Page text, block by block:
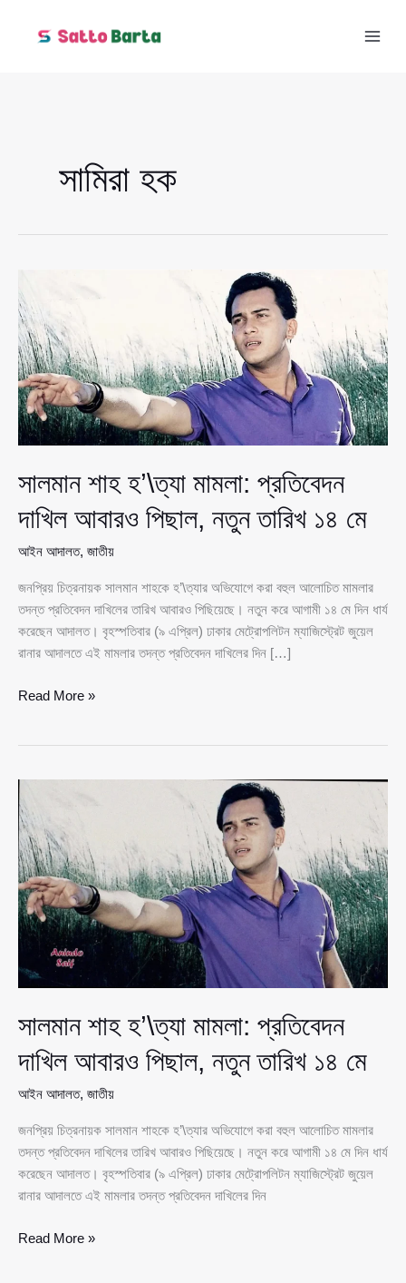
সামিরা হক
সালমান শাহ হ’\ত্যা মামলা: প্রতিবেদন
দাখিল আবারও পিছাল, নতুন তারিখ ১৪ মে
আইন আদালত, জাতীয়
জনপ্রিয় চিত্রনায়ক সালমান শাহকে হ’\ত্যার অভিযোগে করা বহুল আলোচিত মামলার
তদন্ত প্রতিবেদন দাখিলের তারিখ আবারও পিছিয়েছে। নতুন করে আগামী ১৪ মে দিন ধার্য
করেছেন আদালত। বৃহস্পতিবার (৯ এপ্রিল) ঢাকার মেট্রোপলিটন ম্যাজিস্ট্রেট জুয়েল
রানার আদালতে এই মামলার তদন্ত প্রতিবেদন দাখিলের দিন […]
সালমান
প্রতিবেদন
দাখিল
আবারও
পিছাল,
নতুন
তারিখ
১৪
মে
Read More »
সালমান শাহ হ’\ত্যা মামলা: প্রতিবেদন
দাখিল আবারও পিছাল, নতুন তারিখ ১৪ মে
আইন আদালত, জাতীয়
জনপ্রিয় চিত্রনায়ক সালমান শাহকে হ’\ত্যার অভিযোগে করা বহুল আলোচিত মামলার
তদন্ত প্রতিবেদন দাখিলের তারিখ আবারও পিছিয়েছে। নতুন করে আগামী ১৪ মে দিন ধার্য
করেছেন আদালত। বৃহস্পতিবার (৯ এপ্রিল) ঢাকার মেট্রোপলিটন ম্যাজিস্ট্রেট জুয়েল
রানার আদালতে এই মামলার তদন্ত প্রতিবেদন দাখিলের দিন
সালমান
Read More »